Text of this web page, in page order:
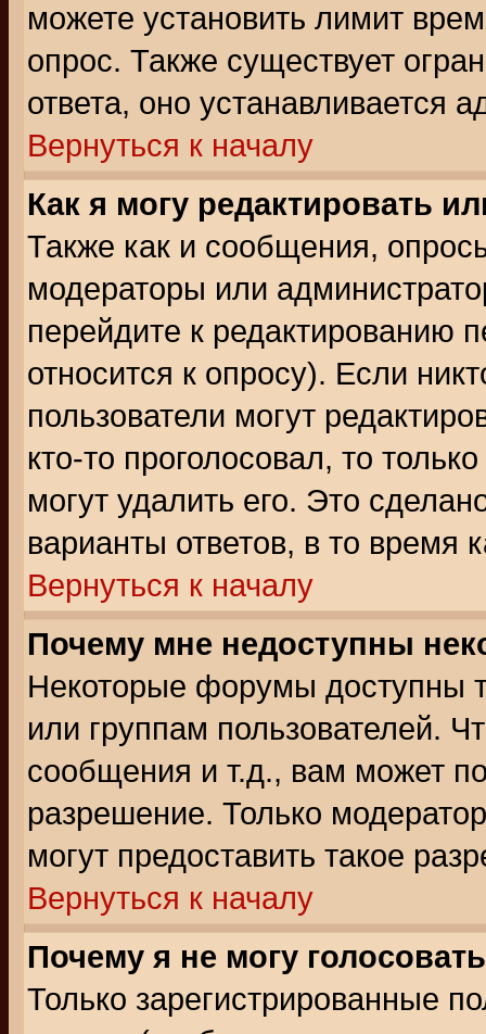
можете установить лимит
опрос. Также существует
ответа, оно устанавливается
Вернуться к началу
Как я могу редактировать
Также как и сообщения,
модераторы или
перейдите к редактированию
относится к опросу). Если
пользователи могут
кто-то проголосовал, то
могут удалить его. Это
варианты ответов, в то время
Вернуться к началу
Почему мне недоступны
Некоторые форумы доступны
или группам пользователей.
сообщения и т.д., вам может
разрешение. Только
могут предоставить такое
Вернуться к началу
Почему я не могу
Только зарегистрированные